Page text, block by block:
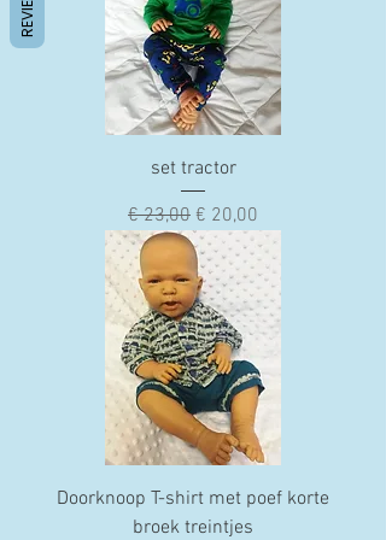
set tractor
Normale prijs
€ 23,00 Verkoopprijs
€ 20,00
Doorknoop T-shirt met poef korte
broek treintjes